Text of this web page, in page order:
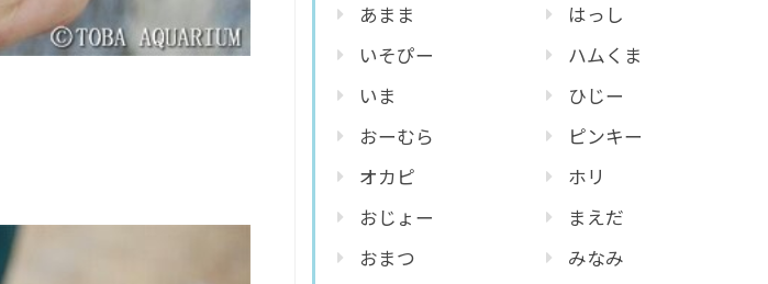
あまま
いそぴー
いま
おーむら
オカピ
おじょー
おまつ
はっし
ハムくま
ひじー
ピンキー
ホリ
まえだ
みなみ